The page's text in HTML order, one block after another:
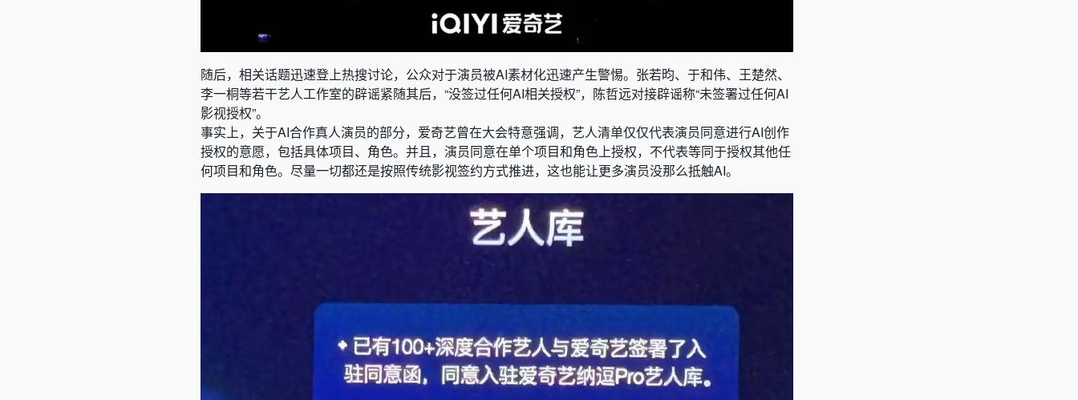
随后，相关话题迅速登上热搜讨论，公众对于演员被AI素材化迅速产生警惕。张若昀、于和伟、王楚然、
李一桐等若干艺人工作室的辟谣紧随其后，“没签过任何AI相关授权”，陈哲远对接辟谣称“未签署过任何AI
影视授权”。
事实上，关于AI合作真人演员的部分，爱奇艺曾在大会特意强调，艺人清单仅仅代表演员同意进行AI创作
授权的意愿，包括具体项目、角色。并且，演员同意在单个项目和角色上授权，不代表等同于授权其他任
何项目和角色。尽量一切都还是按照传统影视签约方式推进，这也能让更多演员没那么抵触AI。